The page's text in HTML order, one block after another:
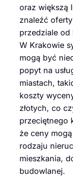
oraz większą
znaleźć
przedziale od
W Krakowie
mogą być
popyt na
miastach,
koszty
złotych, co
przeciętnego
że ceny
rodzaju
mieszkania,
budowlanej.